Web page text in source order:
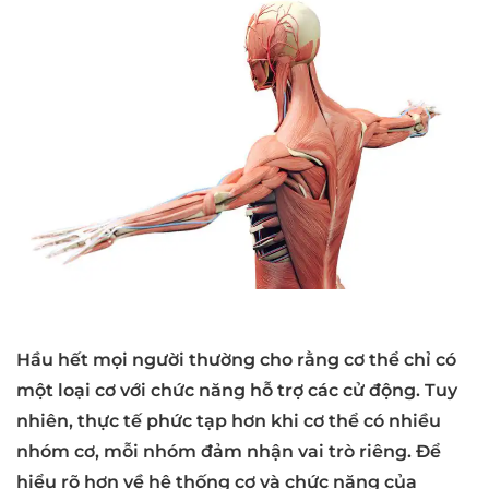
Hầu hết mọi người thường cho rằng cơ thể chỉ có
một loại cơ với chức năng hỗ trợ các cử động. Tuy
nhiên, thực tế phức tạp hơn khi cơ thể có nhiều
nhóm cơ, mỗi nhóm đảm nhận vai trò riêng. Để
hiểu rõ hơn về hệ thống cơ và chức năng của